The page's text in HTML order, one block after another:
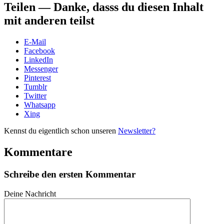
Teilen —Danke, dasss du diesen Inhalt
mit anderen teilst
E-Mail
Facebook
LinkedIn
Messenger
Pinterest
Tumblr
Twitter
Whatsapp
Xing
Kennst du eigentlich schon unseren Newsletter?
Kommentare
Schreibe den ersten Kommentar
Deine Nachricht